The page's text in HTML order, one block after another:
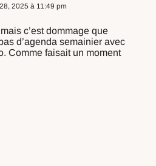
2025 à 11:49 pm
c’est dommage que
d’agenda semainier avec
Comme faisait un moment